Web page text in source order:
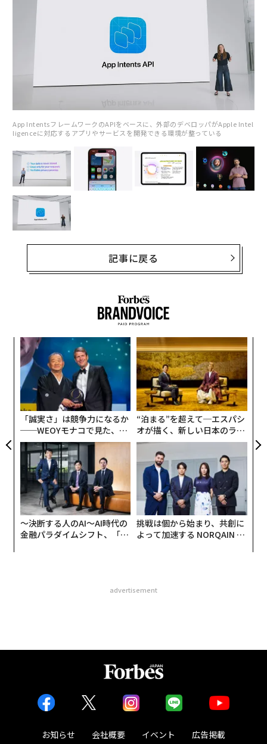
App IntentsフレームワークのAPIをベースに、外部のデベロッパがApple Intel
ligenceに対応するアプリやサービスを開発できる環境が整っている
記事に戻る
「誠実さ」は競争力になるか
──WEOYモナコで見た、く
ら寿司の経営哲学
“泊まる”を超えて─エスパシ
オが描く、新しい日本のラグ
ジュアリー（中編）
〜決断する人のAI〜AI時代の
金融パラダイムシフト、「超
挑戦は個から始まり、共創に
よって加速する NORQAIN JA
advertisement
お知らせ 会社概要 イベント 広告掲載